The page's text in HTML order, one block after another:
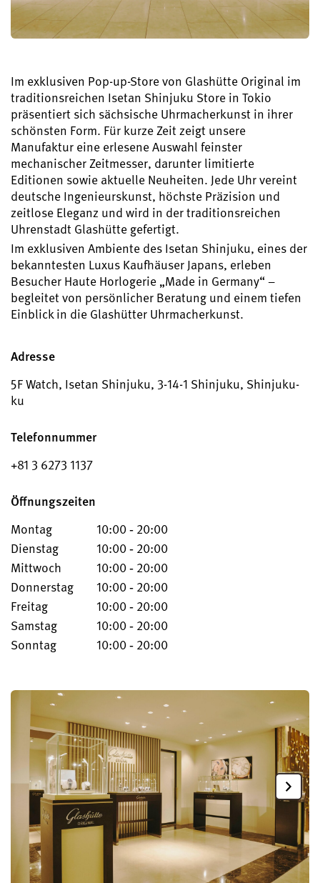
Im exklusiven Pop-up-Store von Glashütte Original im
traditionsreichen Isetan Shinjuku Store in Tokio
präsentiert sich sächsische Uhrmacherkunst in ihrer
schönsten Form. Für kurze Zeit zeigt unsere
Manufaktur eine erlesene Auswahl feinster
mechanischer Zeitmesser, darunter limitierte
Editionen sowie aktuelle Neuheiten. Jede Uhr vereint
deutsche Ingenieurskunst, höchste Präzision und
zeitlose Eleganz und wird in der traditionsreichen
Uhrenstadt Glashütte gefertigt.
Im exklusiven Ambiente des Isetan Shinjuku, eines der
bekanntesten Luxus Kaufhäuser Japans, erleben
Besucher Haute Horlogerie „Made in Germany“ –
begleitet von persönlicher Beratung und einem tiefen
Einblick in die Glashütter Uhrmacherkunst.
Adresse
5F Watch, Isetan Shinjuku, 3-14-1 Shinjuku, Shinjuku-
ku
Telefonnummer
+81 3 6273 1137
Öffnungszeiten
Montag
10:00 ‐ 20:00
Dienstag
10:00 ‐ 20:00
Mittwoch
10:00 ‐ 20:00
Donnerstag
10:00 ‐ 20:00
Freitag
10:00 ‐ 20:00
Samstag
10:00 ‐ 20:00
Sonntag
10:00 ‐ 20:00